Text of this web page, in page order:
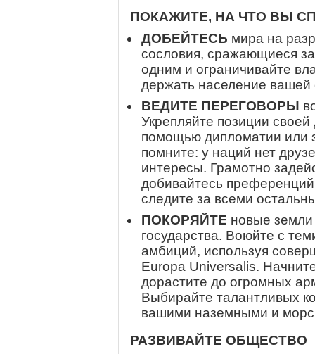
ПОКАЖИТЕ, НА ЧТО ВЫ
ДОБЕЙТЕСЬ мира на
сословия, сражающиеся
одним и ограничивайте
держать население вашей
ВЕДИТЕ ПЕРЕГОВОРЫ
Укрепляйте позиции
помощью дипломатии или
помните: у наций нет
интересы. Грамотно
добивайтесь
следите за всеми
ПОКОРЯЙТЕ новые
государства. Воюйте с
амбиций, используя
Europa Universalis.
дорастите до огромных
Выбирайте талантливых
вашими наземными и
РАЗВИВАЙТЕ ОБЩЕСТВО